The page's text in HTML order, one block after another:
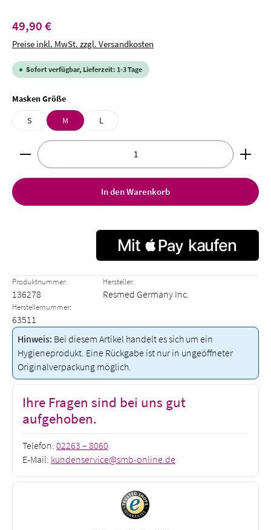
Regulärer Preis:
49,90 €
Preise inkl. MwSt. zzgl. Versandkosten
Sofort verfügbar, Lieferzeit: 1-3 Tage
Masken Größeauswählen
S M L
Produkt Anzahl: Gib den gewünschten Wert ein oder
In den Warenkorb
Produktnummer:
136278
Hersteller:
Resmed Germany Inc.
Herstellernummer:
63511
Hinweis: Bei diesem Artikel handelt es sich um ein
Hygieneprodukt. Eine Rückgabe ist nur in ungeöffneter
Originalverpackung möglich.
Ihre Fragen sind bei uns gut
aufgehoben.
Telefon: 02263 – 8060
E-Mail: kundenservice@smb-online.de